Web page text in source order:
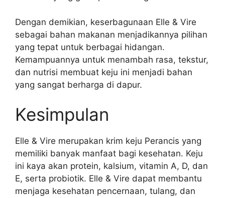
Dengan demikian, keserbagunaan Elle & Vire
sebagai bahan makanan menjadikannya pilihan
yang tepat untuk berbagai hidangan.
Kemampuannya untuk menambah rasa, tekstur,
dan nutrisi membuat keju ini menjadi bahan
yang sangat berharga di dapur.
Kesimpulan
Elle & Vire merupakan krim keju Perancis yang
memiliki banyak manfaat bagi kesehatan. Keju
ini kaya akan protein, kalsium, vitamin A, D, dan
E, serta probiotik. Elle & Vire dapat membantu
menjaga kesehatan pencernaan, tulang, dan